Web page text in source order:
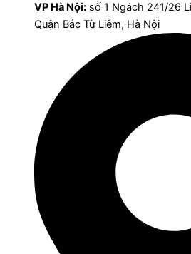
VP Hà Nội: số 1 Ngách 241/26
Quận Bắc Từ Liêm, Hà Nội